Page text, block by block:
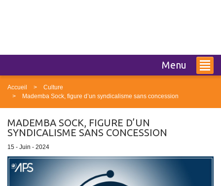
Menu
Accueil
Culture
Mademba Sock, figure d’un syndicalisme sans concession
MADEMBA SOCK, FIGURE D’UN
SYNDICALISME SANS CONCESSION
15 - Juin - 2024